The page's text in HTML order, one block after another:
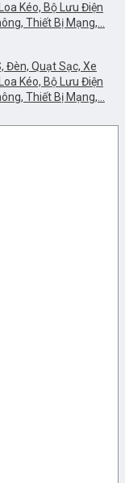
Kéo, Bộ Lưu Điện
Thiết Bị Mạng,…
Đèn, Quạt Sạc, Xe
Kéo, Bộ Lưu Điện
Thiết Bị Mạng,…